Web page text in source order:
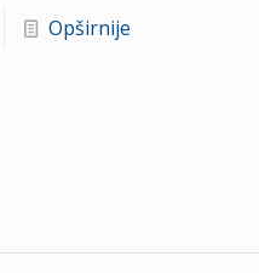
Opširnije